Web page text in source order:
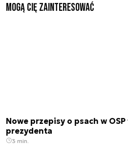
Mogą Cię zainteresować
Nowe przepisy o psach w
prezydenta
3 min.